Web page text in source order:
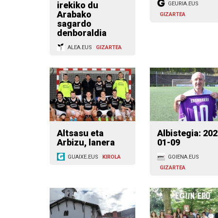
irekiko du
Arabako
sagardo
denboraldia
ALEA.EUS GIZARTEA
GEURIA.EUS
GIZARTEA
Altsasu eta
Arbizu, lanera
GUAIXE.EUS KIROLA
Albistegia:
01-09
GOIENA.EUS
GIZARTEA